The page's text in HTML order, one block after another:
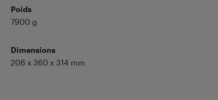
Poids
7900 g
Dimensions
206 x 360 x 314 mm